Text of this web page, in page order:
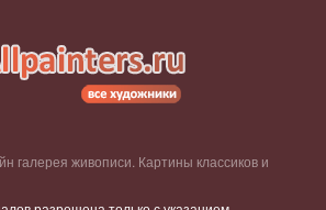
галерея живописи. Картины классиков и